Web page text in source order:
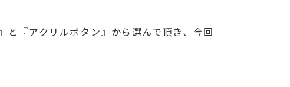
『アクリルボタン』から選んで頂き、今回